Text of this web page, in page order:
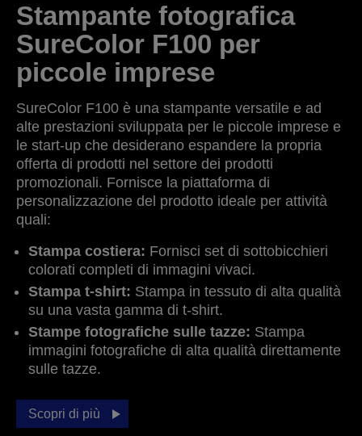
Stampante fotografica
SureColor F100 per
piccole imprese
SureColor F100 è una stampante versatile e ad
alte prestazioni sviluppata per le piccole imprese e
le start-up che desiderano espandere la propria
offerta di prodotti nel settore dei prodotti
promozionali. Fornisce la piattaforma di
personalizzazione del prodotto ideale per attività
quali:
Stampa costiera: Fornisci set di sottobicchieri
colorati completi di immagini vivaci.
Stampa t-shirt: Stampa in tessuto di alta qualità
su una vasta gamma di t-shirt.
Stampe fotografiche sulle tazze: Stampa
immagini fotografiche di alta qualità direttamente
sulle tazze.
Scopri di più